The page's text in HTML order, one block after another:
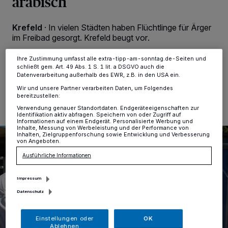
Krefeld · In vielen Städten haben Flüchtlinge für Ärger
im Freibad gesorgt. Krefeld beugt vor.
29.07.2016 , 16:18 Uhr Eine Minute Lesezeit
Anzeigen möglicherweise nicht mehr so relevant für Sie. Sie können
Einstellungen oder Ablehnen am unteren Rand der Webseite klicken.
Ihre Einstellungen gelten innerhalb unseres Website. Weitere
Ihre Zustimmung umfasst alle extra-tipp-am-sonntag.de-Seiten und
schließt gem. Art. 49 Abs. 1 S. 1 lit. a DSGVO auch die
Datenverarbeitung außerhalb des EWR, z.B. in den USA ein.
Wir und unsere Partner verarbeiten Daten, um Folgendes
bereitzustellen:
Verwendung genauer Standortdaten. Endgeräteeigenschaften zur
Identifikation aktiv abfragen. Speichern von oder Zugriff auf
Informationen auf einem Endgerät. Personalisierte Werbung und
Inhalte, Messung von Werbeleistung und der Performance von
Inhalten, Zielgruppenforschung sowie Entwicklung und Verbesserung
von Angeboten.
Ausführliche Informationen
Impressum
Datenschutz
Einstellungen oder
Ablehnen
OK